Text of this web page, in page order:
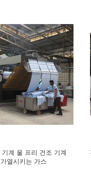
성물 2600 밀리미터 동안
를 완화시킵니다